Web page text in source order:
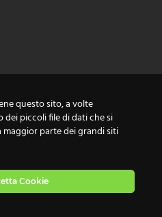
questo sito, a volte
piccoli file di dati che si
maggior parte dei grandi siti
Cookie